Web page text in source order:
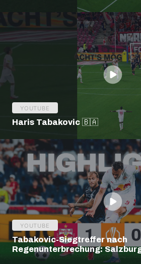
YOUTUBE
Haris Tabakovic 🇧🇦
YOUTUBE
Tabakovic-Siegtreffer nach
Regenunterbrechung:
Highlights | Europa League Q3